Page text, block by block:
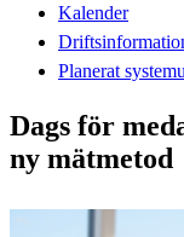
Kalender
Planerat
Dags för
ny mätmetod